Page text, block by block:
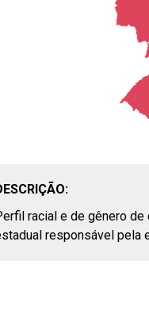
poder e esfera
estaduais por
municipais por
por esfera e poder
aposentadorias civis
racial e de gênero
responsável pela